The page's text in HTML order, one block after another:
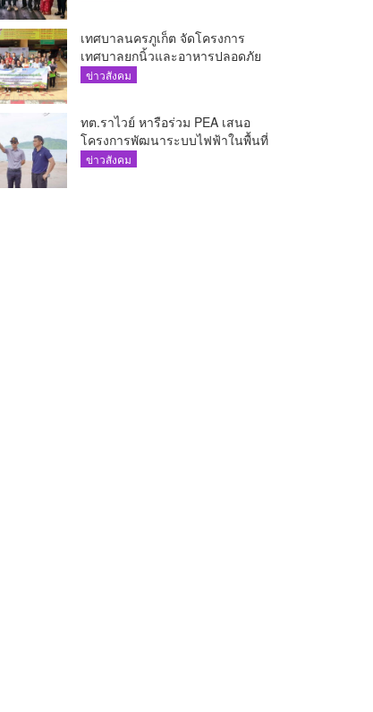
เทศบาลนครภูเก็ต จัดโครงการ
เทศบาลยกนิ้วและอาหารปลอดภัย
เพื่อสุขอนามัยผู้บริโภค
ข่าวสังคม
ทต.ราไวย์ หารือร่วม PEA เสนอ
โครงการพัฒนาระบบไฟฟ้าในพื้นที่
เกาะโหลน
ข่าวสังคม